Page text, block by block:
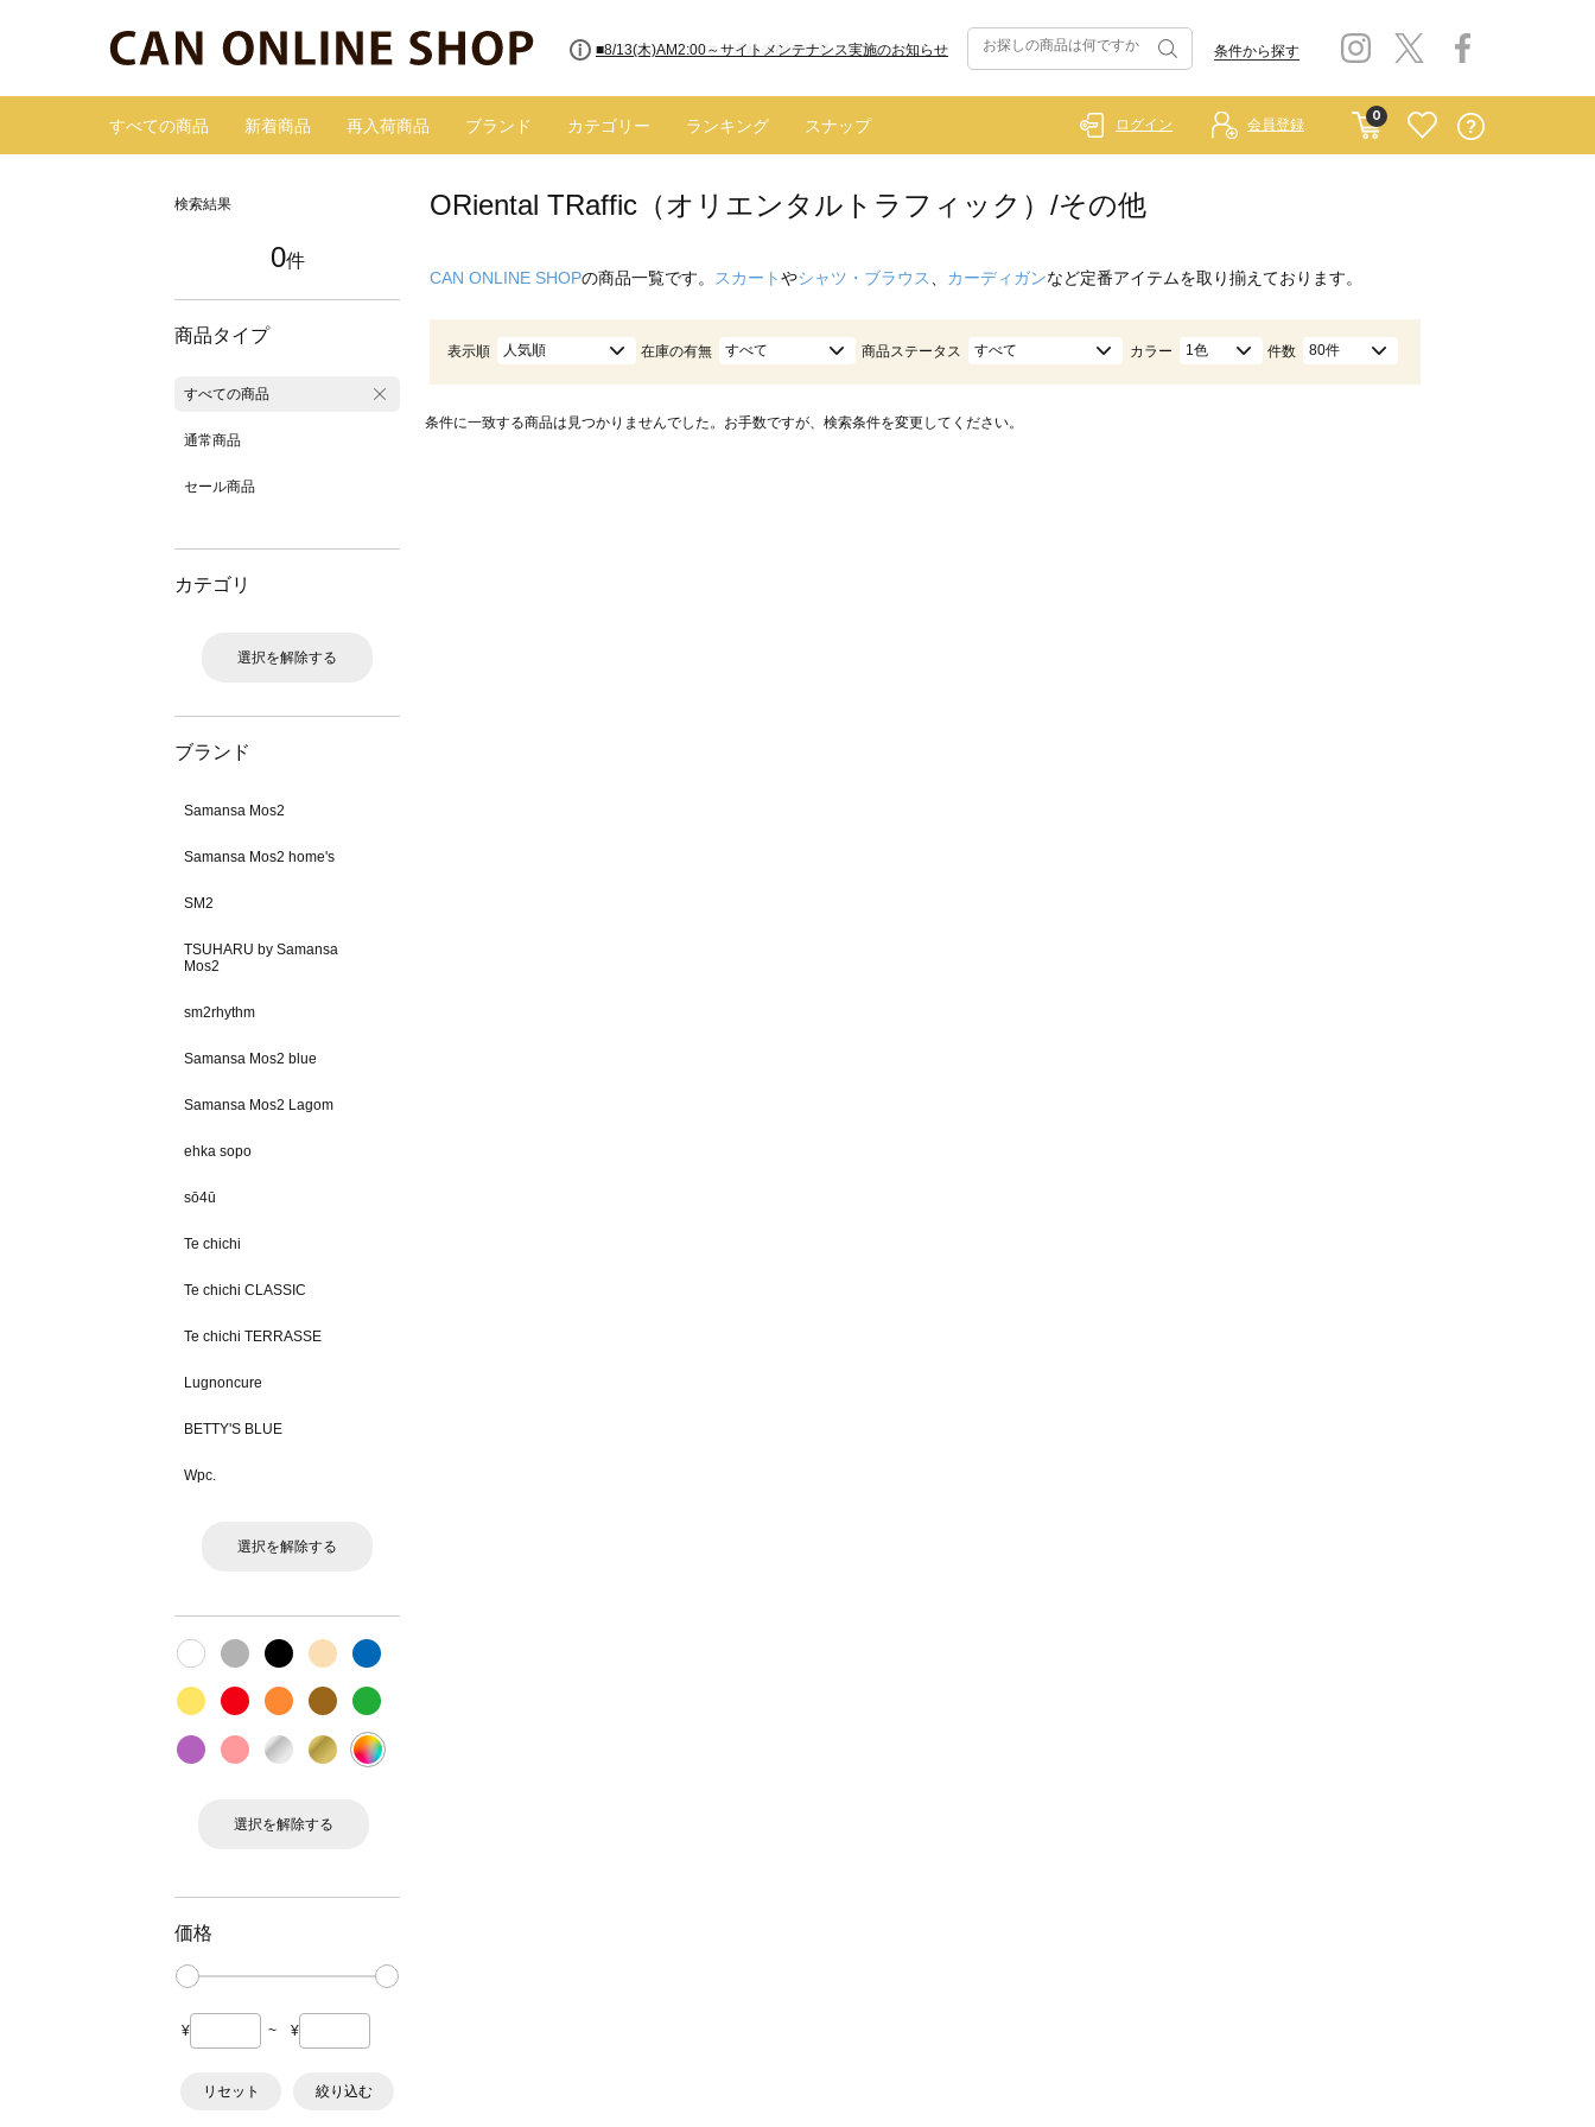
■8/13(木)AM2:00～サイトメンテナンス実施のお知らせ 条件から探す
すべての商品 新着商品 再入荷商品 ブランド カテゴリー ランキング スナップ
0
ログイン 会員登録
検索結果
0件
商品タイプ
すべての商品
通常商品
セール商品
カテゴリ
選択を解除する
ブランド
Samansa Mos2
Samansa Mos2 home's
SM2
TSUHARU by Samansa
Mos2
sm2rhythm
Samansa Mos2 blue
Samansa Mos2 Lagom
ehka sopo
sō4ū
Te chichi
Te chichi CLASSIC
Te chichi TERRASSE
Lugnoncure
BETTY'S BLUE
Wpc.
選択を解除する
選択を解除する
価格
¥ ~ ¥
リセット 絞り込む
ORiental TRaffic（オリエンタルトラフィック）/その他
CAN ONLINE SHOPの商品一覧です。 スカートやシャツ・ブラウス カーディガンなど定番アイテムを取り揃えております。
表示順 人気順 在庫の有無 すべて 商品ステータス すべて カラー 1色 件数 80件
条件に一致する商品は見つかりませんでした。お手数ですが、検索条件を変更してください。